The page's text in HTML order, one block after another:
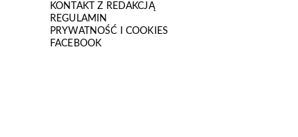
KONTAKT Z REDAKCJĄ
REGULAMIN
PRYWATNOŚĆ I COOKIES
FACEBOOK